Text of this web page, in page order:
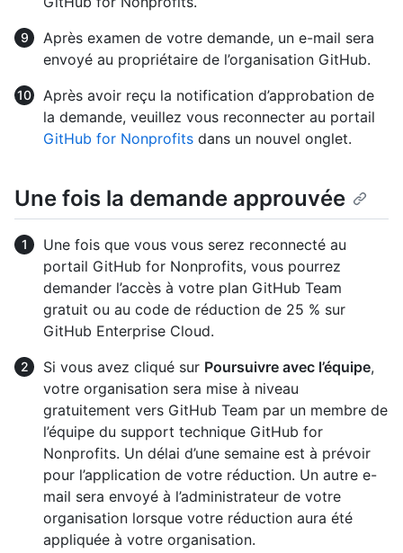
Après examen de votre demande, un e-mail sera
envoyé au propriétaire de l’organisation GitHub.
Après avoir reçu la notification d’approbation de
la demande, veuillez vous reconnecter au portail
GitHub for Nonprofits dans un nouvel onglet.
Une fois la demande approuvée
Une fois que vous vous serez reconnecté au
portail GitHub for Nonprofits, vous pourrez
demander l’accès à votre plan GitHub Team
gratuit ou au code de réduction de 25 % sur
GitHub Enterprise Cloud.
Si vous avez cliqué sur Poursuivre avec l’équipe,
votre organisation sera mise à niveau
gratuitement vers GitHub Team par un membre de
l’équipe du support technique GitHub for
Nonprofits. Un délai d’une semaine est à prévoir
pour l’application de votre réduction. Un autre e-
mail sera envoyé à l’administrateur de votre
organisation lorsque votre réduction aura été
appliquée à votre organisation.